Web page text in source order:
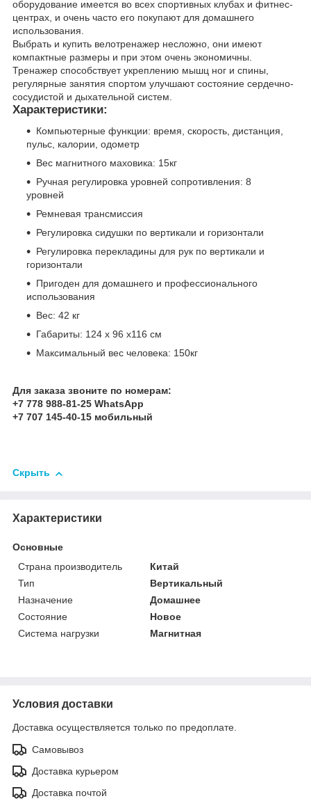
оборудование имеется во всех спортивных клубах и фитнес-
центрах, и очень часто его покупают для домашнего
использования.
Выбрать и купить велотренажер несложно, они имеют
компактные размеры и при этом очень экономичны.
Тренажер способствует укреплению мышц ног и спины,
регулярные занятия спортом улучшают состояние сердечно-
сосудистой и дыхательной систем.
Характеристики:
Компьютерные функции: время, скорость, дистанция,
пульс, калории, одометр
Вес магнитного маховика: 15кг
Ручная регулировка уровней сопротивления: 8
уровней
Ремневая трансмиссия
Регулировка сидушки по вертикали и горизонтали
Регулировка перекладины для рук по вертикали и
горизонтали
Пригоден для домашнего и профессионального
использования
Вес: 42 кг
Габариты: 124 x 96 x116 см
Максимальный вес человека: 150кг
Для заказа звоните по номерам:
+7 778 988-81-25 WhatsApp
+7 707 145-40-15 мобильный
Скрыть
Характеристики
Основные
Страна производитель
Китай
Тип
Вертикальный
Назначение
Домашнее
Состояние
Новое
Система нагрузки
Магнитная
Условия доставки
Доставка осуществляется только по предоплате.
Самовывоз
Доставка курьером
Доставка почтой